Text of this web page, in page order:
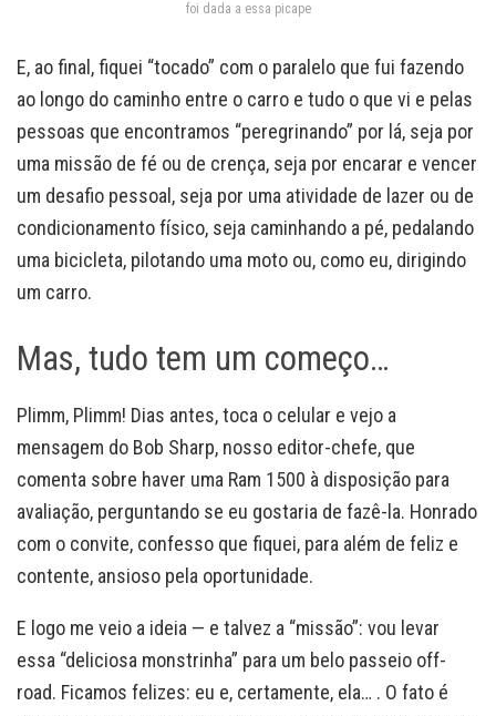
foi dada a essa picape
E, ao final, fiquei “tocado” com o paralelo que fui fazendo
ao longo do caminho entre o carro e tudo o que vi e pelas
pessoas que encontramos “peregrinando” por lá, seja por
uma missão de fé ou de crença, seja por encarar e vencer
um desafio pessoal, seja por uma atividade de lazer ou de
condicionamento físico, seja caminhando a pé, pedalando
uma bicicleta, pilotando uma moto ou, como eu, dirigindo
um carro.
Mas, tudo tem um começo…
Plimm, Plimm! Dias antes, toca o celular e vejo a
mensagem do Bob Sharp, nosso editor-chefe, que
comenta sobre haver uma Ram 1500 à disposição para
avaliação, perguntando se eu gostaria de fazê-la. Honrado
com o convite, confesso que fiquei, para além de feliz e
contente, ansioso pela oportunidade.
E logo me veio a ideia — e talvez a “missão”: vou levar
essa “deliciosa monstrinha” para um belo passeio off-
road. Ficamos felizes: eu e, certamente, ela… . O fato é